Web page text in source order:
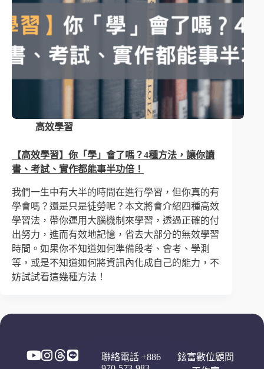
高效學習
【高效學習】你「學」會了嗎？4種方法，讓你讀
書、考試、實作都能事半功倍！
我們一生中有大半的時間在進行學習，但你真的有
學會嗎？還是只是徒勞呢？本文將會介紹四種高效
學習法，帶你運用大腦機制來學習，透過正確的付
出努力，進而有效地記憶，省去大部分的無效學習
時間。如果你不知道如何準備段考、會考、學測
等，或是不知道如何將資訊內化成自己的能力，不
妨試試看這幾種方法！
鉉富數位顧問
聯絡電話 +886